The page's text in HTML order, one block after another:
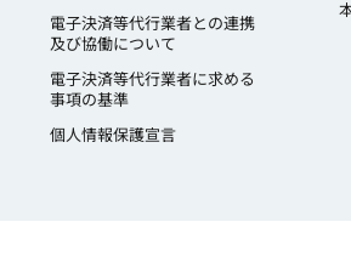
電子決済等代行業者との連携
及び協働について
電子決済等代行業者に求める
事項の基準
個人情報保護宣言